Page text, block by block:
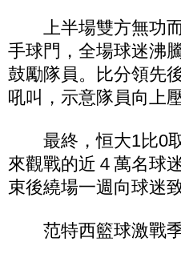
上半場雙方無功而
手球門，全場球迷沸
鼓勵隊員。比分領先
吼叫，示意隊員向上壓
最終，恒大1比0取
來觀戰的近４萬名球
束後繞場一週向球迷
范特西籃球激戰季